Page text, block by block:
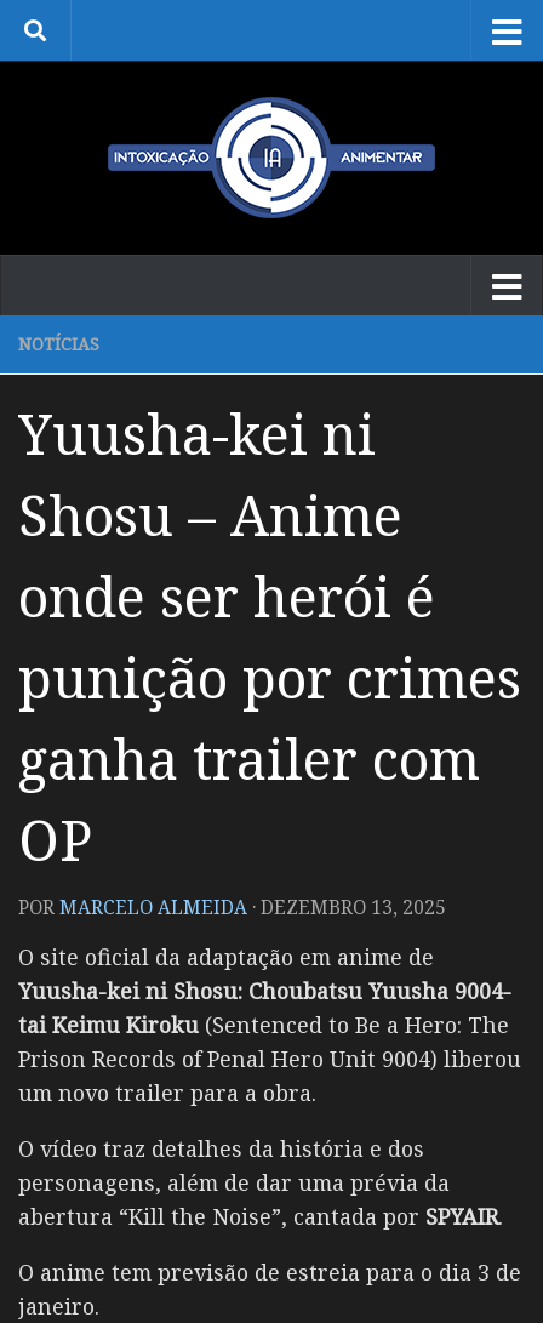
Skip to content
NOTÍCIAS
Yuusha-kei ni
Shosu – Anime
onde ser herói é
punição por crimes
ganha trailer com
OP
PORMARCELO ALMEIDA ·DEZEMBRO 13, 2025
O site oficial da adaptação em anime de
Yuusha-kei ni Shosu: Choubatsu Yuusha 9004-
tai Keimu Kiroku (Sentenced to Be a Hero: The
Prison Records of Penal Hero Unit 9004) liberou
um novo trailer para a obra.
O vídeo traz detalhes da história e dos
personagens, além de dar uma prévia da
abertura “Kill the Noise”, cantada por SPYAIR.
O anime tem previsão de estreia para o dia 3 de
janeiro.